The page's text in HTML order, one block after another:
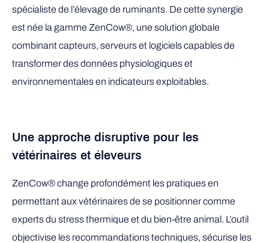
spécialiste de l’élevage de ruminants. De cette synergie
est née la gamme ZenCow®, une solution globale
combinant capteurs, serveurs et logiciels capables de
transformer des données physiologiques et
environnementales en indicateurs exploitables.
Une approche disruptive pour les
vétérinaires et éleveurs
ZenCow® change profondément les pratiques en
permettant aux vétérinaires de se positionner comme
experts du stress thermique et du bien-être animal. L’outil
objectivise les recommandations techniques, sécurise les